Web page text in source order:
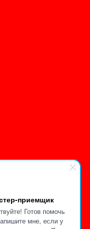
приемщик
Готов помочь
мне, если у